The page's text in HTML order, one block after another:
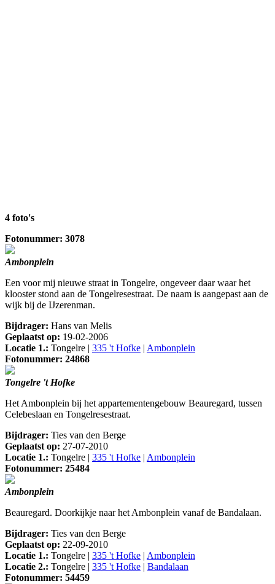
4 foto's
Fotonummer: 3078
Ambonplein
Een voor mij nieuwe straat in Tongelre, ongeveer daar waar het
klooster stond aan de Tongelresestraat. De naam is aangepast aan de
wijk bij de IJzerenman.
Bijdrager: Hans van Melis
Geplaatst op: 19-02-2006
Locatie 1.: Tongelre | 335 't Hofke | Ambonplein
Fotonummer: 24868
Tongelre 't Hofke
Het Ambonplein bij het appartementengebouw Beauregard, tussen
Celebeslaan en Tongelresestraat.
Bijdrager: Ties van den Berge
Geplaatst op: 27-07-2010
Locatie 1.: Tongelre | 335 't Hofke | Ambonplein
Fotonummer: 25484
Ambonplein
Beauregard. Doorkijkje naar het Ambonplein vanaf de Bandalaan.
Bijdrager: Ties van den Berge
Geplaatst op: 22-09-2010
Locatie 1.: Tongelre | 335 't Hofke | Ambonplein
Locatie 2.: Tongelre | 335 't Hofke | Bandalaan
Fotonummer: 54459